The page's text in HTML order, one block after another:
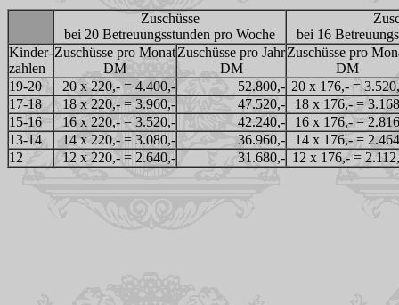
Zuschüsse
bei 20 Betreuungsstunden pro Woche
bei 16
Kinder-
zahlen
Zuschüsse pro Monat
DM
Zuschüsse pro Jahr
DM
Zuschüsse pro
DM
19-20
20 x 220,- = 4.400,- 52.800,- 20 x 176,- =
17-18
18 x 220,- = 3.960,- 47.520,-
18 x 176,- =
15-16
16 x 220,- = 3.520,- 42.240,-
16 x 176,- =
13-14
14 x 220,- = 3.080,- 36.960,-
14 x 176,- =
12
12 x 220,- = 2.640,- 31.680,- 12 x 176,- =